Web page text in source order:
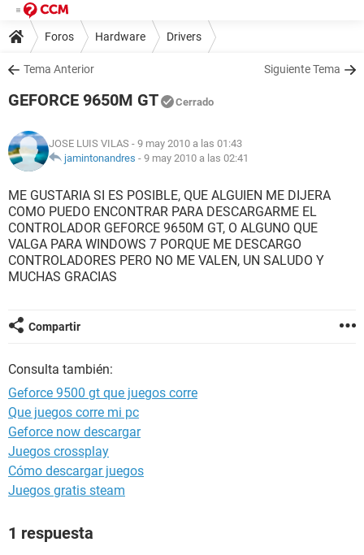
Foros Hardware Drivers
Tema Anterior Siguiente Tema
GEFORCE 9650M GT Cerrado
JOSE LUIS VILAS - 9 may 2010 a las 01:43
jamintonandres - 9 may 2010 a las 02:41
ME GUSTARIA SI ES POSIBLE, QUE ALGUIEN ME DIJERA
COMO PUEDO ENCONTRAR PARA DESCARGARME EL
CONTROLADOR GEFORCE 9650M GT, O ALGUNO QUE
VALGA PARA WINDOWS 7 PORQUE ME DESCARGO
CONTROLADORES PERO NO ME VALEN, UN SALUDO Y
MUCHAS GRACIAS
Compartir
Consulta también:
Geforce 9500 gt que juegos corre
Que juegos corre mi pc
Geforce now descargar
Juegos crossplay
Cómo descargar juegos
Juegos gratis steam
1 respuesta